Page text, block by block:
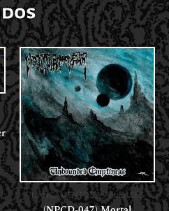
LANÇAMENTOS // RELEASES